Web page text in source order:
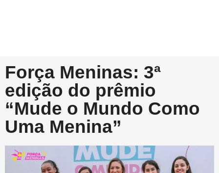
Força Meninas: 3ª
edição do prêmio
“Mude o Mundo Como
Uma Menina”